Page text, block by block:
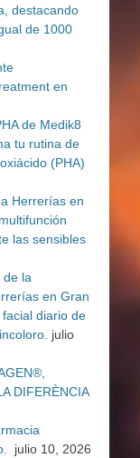
destacando
de 1000
en
de Medik8
tu rutina de
(PHA)
Herrerías en
las sensibles
de la
en Gran
diario de
julio
DIFERÈNCIA
julio 10, 2026